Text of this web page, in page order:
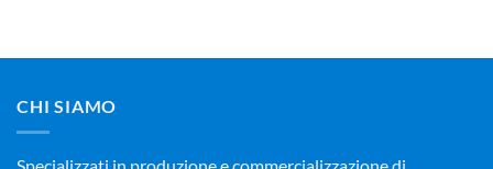
CHI SIAMO